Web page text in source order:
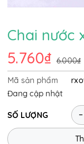
Chai nước
5.760₫ 6.000₫
Mã sản phẩm
Đang cập nhật
SỐ LƯỢNG -